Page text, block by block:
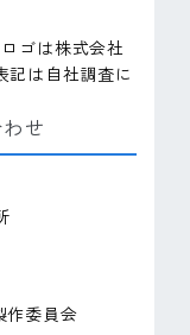
ゴは株式会社
記は自社調査に
せ
作委員会